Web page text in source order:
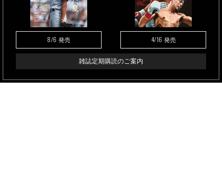
8/6 発売 4/16 発売
雑誌定期購読のご案内